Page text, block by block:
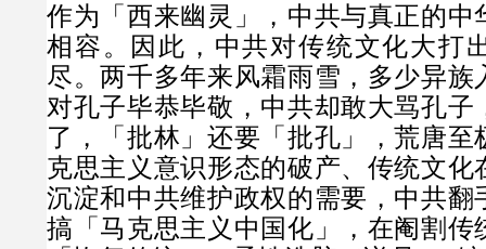
作为「西来幽灵」，中共与真正的中
相容。因此，中共对传统文化大打
尽。两千多年来风霜雨雪，多少异族
对孔子毕恭毕敬，中共却敢大骂孔子
了，「批林」还要「批孔」，荒唐至
克思主义意识形态的破产、传统文化
沉淀和中共维护政权的需要，中共翻
搞「马克思主义中国化」，在阉割传